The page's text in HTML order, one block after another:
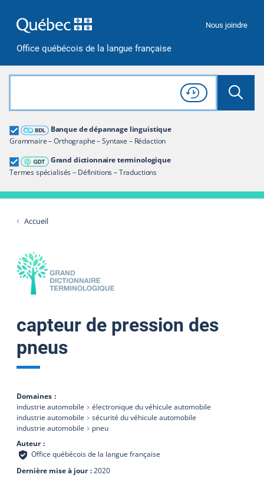
Office québécois de la langue française
Nous joindre
Rechercher dans tout le site
Lancer
Consulter l'
Historique
de recherche
Banque de dépannage linguistique
Grammaire – Orthographe – Syntaxe – Rédaction
Grand dictionnaire terminologique
Termes spécialisés – Définitions – Traductions
Grand dictionnaire terminologique
Restreindre aux termes
Accueil
capteur de pression des
pneus
Domaines
industrie automobile
électronique du véhicule automobile
industrie automobile
sécurité du véhicule automobile
industrie automobile
pneu
Auteur
Office québécois de la langue française
Dernière mise à jour 2020